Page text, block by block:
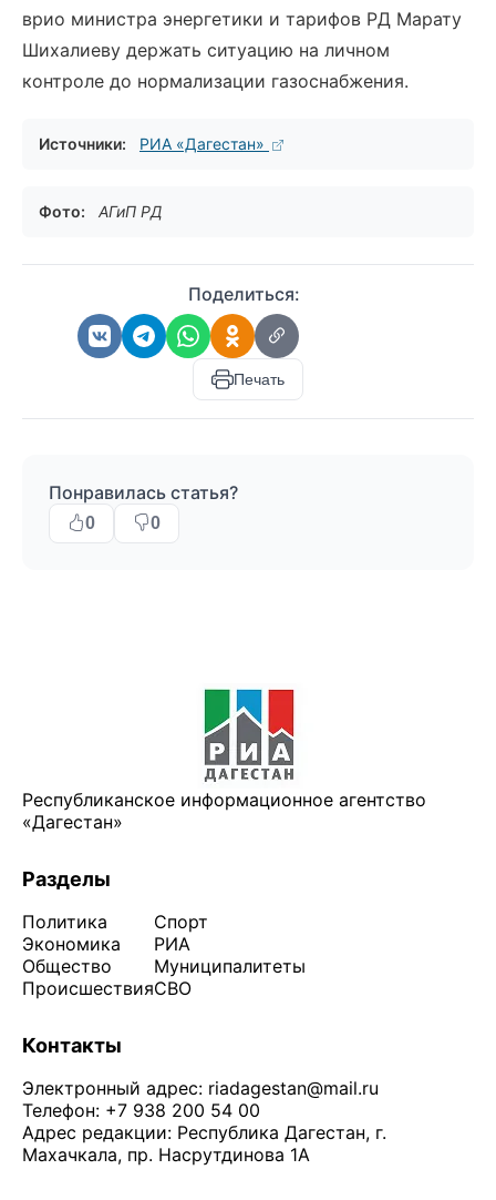
врио министра энергетики и тарифов РД Марату
Шихалиеву держать ситуацию на личном
контроле до нормализации газоснабжения.
Источники: РИА «Дагестан»
Фото: АГиП РД
Поделиться:
Печать
Понравилась статья?
0 0
Республиканское информационное агентство
«Дагестан»
Разделы
Политика
Экономика
Общество
Происшествия
Спорт
РИА
Муниципалитеты
СВО
Контакты
Электронный адрес: riadagestan@mail.ru
Телефон: +7 938 200 54 00
Адрес редакции: Республика Дагестан, г.
Махачкала, пр. Насрутдинова 1А